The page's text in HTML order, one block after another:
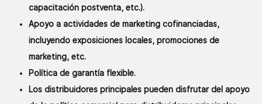
capacitación postventa, etc.).
Apoyo a actividades de marketing cofinanciadas,
incluyendo exposiciones locales, promociones de
marketing, etc.
Política de garantía flexible.
Los distribuidores principales pueden disfrutar del apoyo